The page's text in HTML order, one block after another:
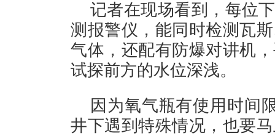
记者在现场看到，每位
测报警仪，能同时检测瓦
气体，还配有防爆对讲机
试探前方的水位深浅。
因为氧气瓶有使用时间
井下遇到特殊情况，也要